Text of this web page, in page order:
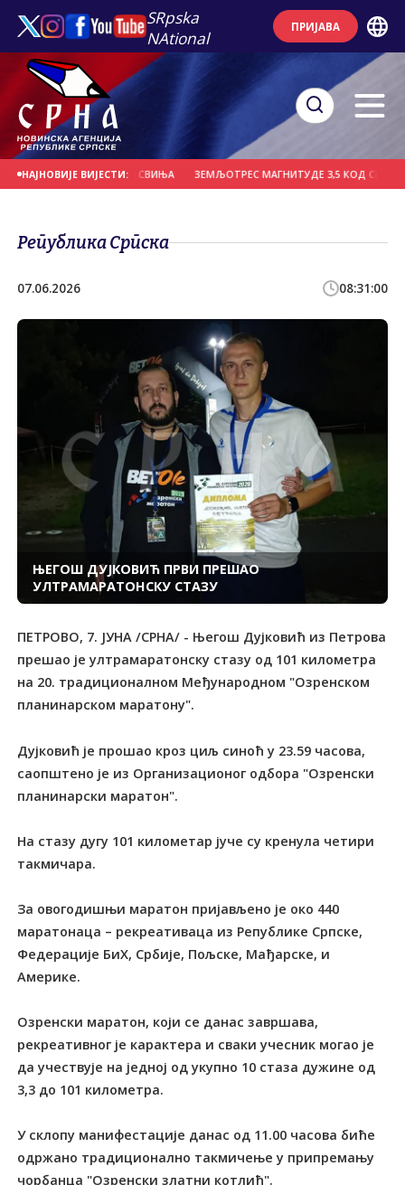
SRpska
NAtional
ПРИЈАВА
НАЈНОВИЈЕ ВИЈЕСТИ:
ВИШЕ ОД 1.000 СВИЊА ЗЕМЉОТРЕС МАГНИТУДЕ 3,5 КОД СЕЊА
Република Српска
07.06.2026 08:31:00
ЊЕГОШ ДУЈКОВИЋ ПРВИ ПРЕШАО
УЛТРАМАРАТОНСКУ СТАЗУ
ПЕТРОВО, 7. ЈУНА /СРНА/ - Његош Дујковић из Петрова
прешао је ултрамаратонску стазу од 101 километра
на 20. традиционалном Међународном "Озренском
планинарском маратону".
Дујковић је прошао кроз циљ синоћ у 23.59 часова,
саопштено је из Организационог одбора "Озренски
планинарски маратон".
На стазу дугу 101 километар јуче су кренула четири
такмичара.
За овогодишњи маратон пријављено је око 440
маратонаца – рекреативаца из Републике Српске,
Федерације БиХ, Србије, Пољске, Мађарске, и
Америке.
Озренски маратон, који се данас завршава,
рекреативног је карактера и сваки учесник могао је
да учествује на једној од укупно 10 стаза дужине од
3,3 до 101 километра.
У склопу манифестације данас од 11.00 часова биће
одржано традиционално такмичење у припремању
чорбанца "Озренски златни котлић".